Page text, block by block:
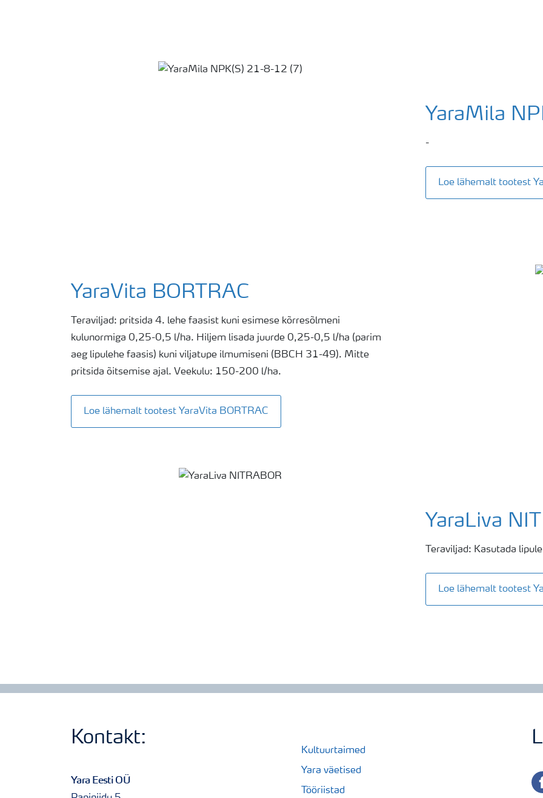
YaraMila
-
Loe lähemalt tootest
YaraVita BORTRAC
Teraviljad: pritsida 4. lehe faasist kuni esimese kõrresõlmeni
kulunormiga 0,25-0,5 l/ha. Hiljem lisada juurde 0,25-0,5 l/ha (parim
aeg lipulehe faasis) kuni viljatupe ilmumiseni (BBCH 31-49). Mitte
pritsida õitsemise ajal. Veekulu: 150-200 l/ha.
Loe lähemalt tootest YaraVita BORTRAC
YaraLiva
Teraviljad: Kasutada
Loe lähemalt tootest
Kontakt:
Yara Eesti OÜ
Kultuurtaimed
Yara väetised
Tööriistad